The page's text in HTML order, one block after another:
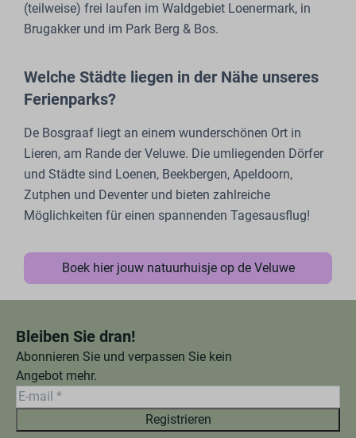
(teilweise) frei laufen im Waldgebiet Loenermark, in
Brugakker und im Park Berg & Bos.
Welche Städte liegen in der Nähe unseres
Ferienparks?
De Bosgraaf liegt an einem wunderschönen Ort in
Lieren, am Rande der Veluwe. Die umliegenden Dörfer
und Städte sind Loenen, Beekbergen, Apeldoorn,
Zutphen und Deventer und bieten zahlreiche
Möglichkeiten für einen spannenden Tagesausflug!
Boek hier jouw natuurhuisje op de Veluwe
Bleiben Sie dran!
Abonnieren Sie und verpassen Sie kein
Angebot mehr.
Registrieren